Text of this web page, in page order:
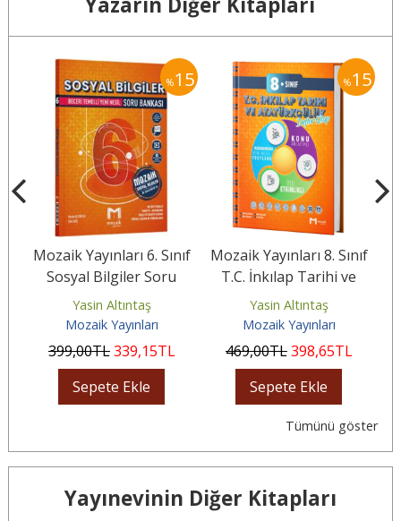
%15
Mozaik Yayınları 6. Sınıf
Sosyal Bilgiler Soru
Bankası
Yasin Altıntaş
Mozaik Yayınları
399,00TL339,15TL
Sepete Ekle
%15
Mozaik Yayınları 8. Sınıf
T.C. İnkılap Tarihi ve
Atatürkçülük Defter
Kitap
Yasin Altıntaş
Mozaik Yayınları
469,00TL398,65TL
Sepete Ekle
Tümünü göster
Yayınevinin Diğer Kitapları